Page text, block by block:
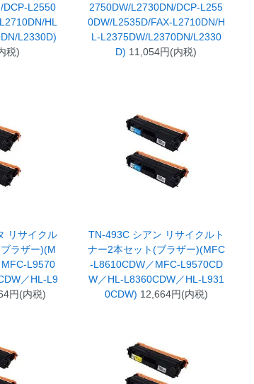
DCP-L2550
HL
L2330D)
税)
2750DW/L2730DN/DCP-L255
0DW/L2535D/FAX-L2710DN/H
L-L2375DW/L2370DN/L2330
D) 11,054円(内税)
リサイクル
ラザー)(M
L9570
／HL-L9
円(内税)
TN-493C シアン リサイクルト
ナー2本セット(ブラザー)(MFC
-L8610CDW／MFC-L9570CD
W／HL-L8360CDW／HL-L931
0CDW) 12,664円(内税)